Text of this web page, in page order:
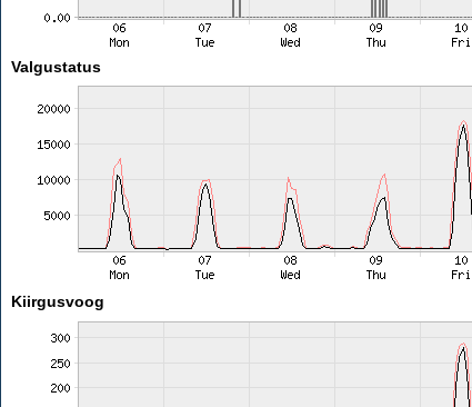
Valgustatus
Kiirgusvoog